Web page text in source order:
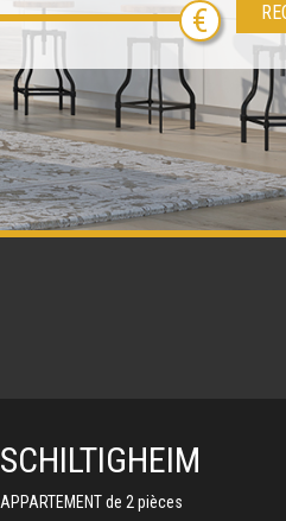
SCHILTIGHEIM
APPARTEMENT de 2 pièces